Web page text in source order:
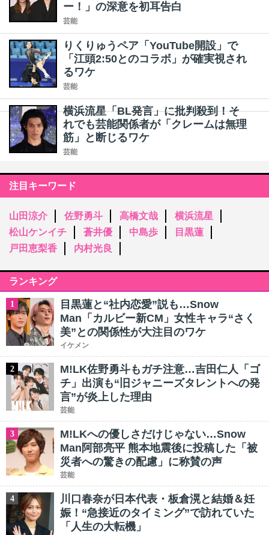
ー！」の深意を初耳告白
芸能
りくりゅうペア「YouTube開設」で
「江頭2:50とのコラボ」が確実視され
るワケ
芸能
横浜流星「BL発言」に批判殺到！そ
れでも芸能関係者が「クレームは無理
筋」と断じるワケ
芸能
注目キーワード
山田涼介 佐野勇斗 高橋文哉
横浜流星
松山ケンイチ
蒼井優 中島歩
目黒蓮
戸田恵梨香
内村光良
ランキング
1
目黒蓮と“社内恋愛”説も…Snow
Man「カルビー新CM」女性キャラ“さく
美”との関係性が大注目のワケ
イケメン
2
M!LK佐野勇斗もガチ注意…吉田仁人「ゴ
チ」出演も“旧ジャニーズタレントへの発
言”が炎上した理由
芸能
3
M!LKへの優しさだけじゃない…Snow
Man阿部亮平 熊本地震後に投稿した「被
災者への驚きの配慮」に称賛の声
芸能
4
川口春奈が日本代表・板倉滉と結婚＆妊
娠！“急接近のタイミング”で訪れていた
「人生の大転機」